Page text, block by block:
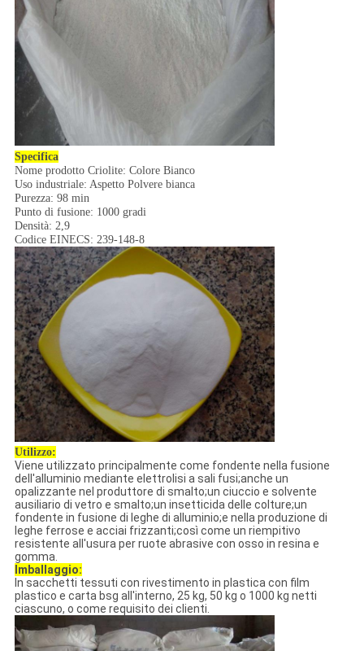
Specifica
Nome prodotto Criolite: Colore Bianco
Uso industriale: Aspetto Polvere bianca
Purezza: 98 min
Punto di fusione: 1000 gradi
Densità: 2,9
Codice EINECS: 239-148-8
Utilizzo:
Viene utilizzato principalmente come fondente nella fusione
dell'alluminio mediante elettrolisi a sali fusi;anche un
opalizzante nel produttore di smalto;un ciuccio e solvente
ausiliario di vetro e smalto;un insetticida delle colture;un
fondente in fusione di leghe di alluminio;e nella produzione di
leghe ferrose e acciai frizzanti;così come un riempitivo
resistente all'usura per ruote abrasive con osso in resina e
gomma.
Imballaggio:
In sacchetti tessuti con rivestimento in plastica con film
plastico e carta bsg all'interno, 25 kg, 50 kg o 1000 kg netti
ciascuno, o come requisito dei clienti.